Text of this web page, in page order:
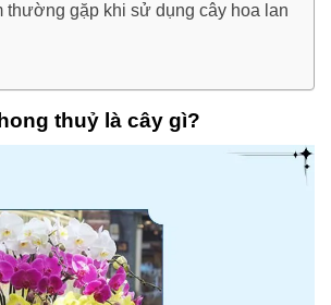
thường gặp khi sử dụng cây hoa lan
thuỷ là cây gì?